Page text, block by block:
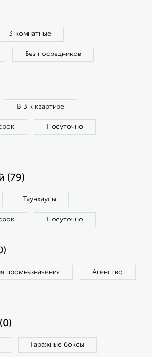
3‑комнатные
Без посредников
В 3‑к квартире
Посуточно
(79)
Таунхаусы
Посуточно
промназначения Агенство
Гаражные боксы